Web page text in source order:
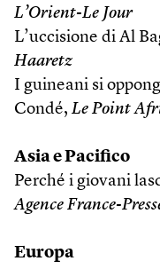
L’Orient-Le Jour
L’uccisione di Al
Haaretz
I guineani si
Condé, Le Point
Asia e Pacifico
Perché i giovani
Agence France-
Europa